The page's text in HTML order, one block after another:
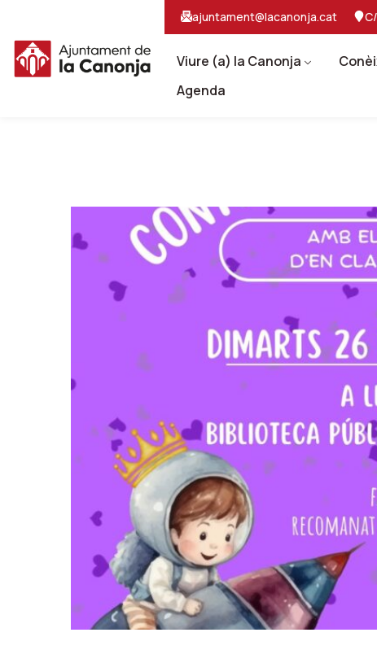
contingut
principal
la
navegacio
ajuntament@lacanonja.cat
Viure (a) la Canonja
Agenda